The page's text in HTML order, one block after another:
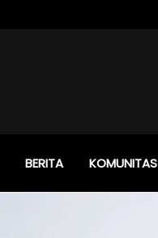
BERITA KOMUNITAS